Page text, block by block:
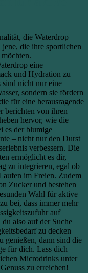
die Waterdrop
die ihre sportlichen
eine
und Hydration zu
nicht nur eine
sondern sie fördern
für eine herausragende
berichten von ihren
hervor, wie die
es der blumige
– nicht nur den Durst
verbessern. Die
ermöglicht es dir,
zu integrieren, egal ob
im Freien. Zudem
Zucker und bestehen
Wahl für aktive
bei, dass immer mehr
auf
also auf der Suche
zu decken
genießen, dann sind die
für dich. Lass dich
Microdrinks unter
zu erreichen!